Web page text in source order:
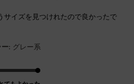
サイズを見つけれたので良かったで
ー: グレー系